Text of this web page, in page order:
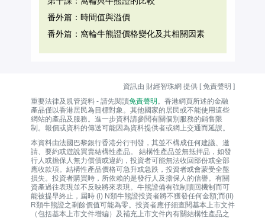
番外篇：時間值與溢價
番外篇：窩輪牛熊證價格變化及其相關因素
資訊由 財經智珠網 提供 [免責聲明 ]
重要法律及規管資料 - 請先閱讀免責聲明 。香港網頁所述的金融
產品僅以香港居民為目標對象。其他國家的居民或不能使用這些
網站的產品及服務。進一步資料請參閱有關個別服務的銷售限
制。報價或資料的傳送可能因為資料提供者或網上交通而延誤。
本資料由法國巴黎銀行香港分行刊發，其並不構成任何建議、邀
請、要約或遊說買賣結構性產品。 結構性產品並無抵押品，如發
行人或擔保人無力償債或違約，投資者可能無法收回部份或全部
應收款項。結構性產品價格可急升或急跌，投資者或會蒙受全盤
損失。投資者購買時，所依賴的是發行人及擔保人的信譽。有關
資產過往表現並不反映將來表現。牛熊證備有強制贖回機制而可
能被提早終止，屆時 (i) N類牛熊證投資者將不獲發任何金額;而(ii)
R類牛熊證之剩餘價值可能為零。投資者應仔細查閱基本上市文件
（包括基本上市文件增編）及補充上市文件內有關結構性產品之